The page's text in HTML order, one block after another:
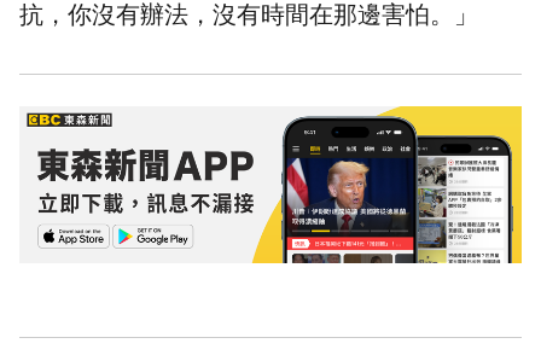
抗，你沒有辦法，沒有時間在那邊害怕。」